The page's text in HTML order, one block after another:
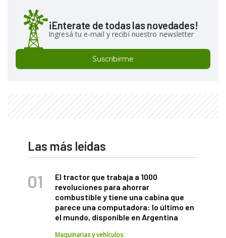
¡Enterate de todas las novedades!
Ingresá tu e-mail y recibí nuestro newsletter
Suscribirme
Las más leídas
El tractor que trabaja a 1000
revoluciones para ahorrar
combustible y tiene una cabina que
parece una computadora: lo último en
el mundo, disponible en Argentina
Maquinarias y vehículos